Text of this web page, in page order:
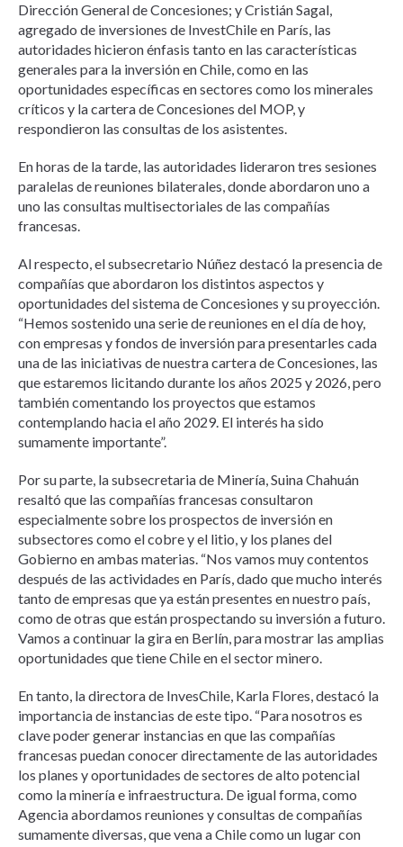
Dirección General de Concesiones; y Cristián Sagal,
agregado de inversiones de InvestChile en París, las
autoridades hicieron énfasis tanto en las características
generales para la inversión en Chile, como en las
oportunidades específicas en sectores como los minerales
críticos y la cartera de Concesiones del MOP, y
respondieron las consultas de los asistentes.
En horas de la tarde, las autoridades lideraron tres sesiones
paralelas de reuniones bilaterales, donde abordaron uno a
uno las consultas multisectoriales de las compañías
francesas.
Al respecto, el subsecretario Núñez destacó la presencia de
compañías que abordaron los distintos aspectos y
oportunidades del sistema de Concesiones y su proyección.
“Hemos sostenido una serie de reuniones en el día de hoy,
con empresas y fondos de inversión para presentarles cada
una de las iniciativas de nuestra cartera de Concesiones, las
que estaremos licitando durante los años 2025 y 2026, pero
también comentando los proyectos que estamos
contemplando hacia el año 2029. El interés ha sido
sumamente importante”.
Por su parte, la subsecretaria de Minería, Suina Chahuán
resaltó que las compañías francesas consultaron
especialmente sobre los prospectos de inversión en
subsectores como el cobre y el litio, y los planes del
Gobierno en ambas materias. “Nos vamos muy contentos
después de las actividades en París, dado que mucho interés
tanto de empresas que ya están presentes en nuestro país,
como de otras que están prospectando su inversión a futuro.
Vamos a continuar la gira en Berlín, para mostrar las amplias
oportunidades que tiene Chile en el sector minero.
En tanto, la directora de InvesChile, Karla Flores, destacó la
importancia de instancias de este tipo. “Para nosotros es
clave poder generar instancias en que las compañías
francesas puedan conocer directamente de las autoridades
los planes y oportunidades de sectores de alto potencial
como la minería e infraestructura. De igual forma, como
Agencia abordamos reuniones y consultas de compañías
sumamente diversas, que vena a Chile como un lugar con